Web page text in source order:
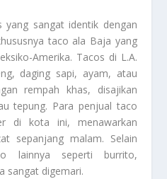
yang sangat identik dengan
taco ala Baja yang
Amerika. Tacos di L.A.
daging sapi, ayam, atau
rempah khas, disajikan
tepung. Para penjual taco
di kota ini, menawarkan
sepanjang malam. Selain
lainnya seperti burrito,
sangat digemari.